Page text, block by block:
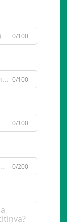
0/100
0/100
0/100
0/200